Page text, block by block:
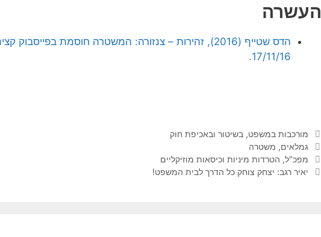
העשרה
הדס שטייף (2016), זהירות – צנזורה: המשטרה חוסמת בפייסבוק קצינים גימלאים,
17/11/16.
קטגוריות
מורכבות במשפט, בשיטור ובאכיפת חוק
תגיות
גמלאים, משטרה
מפכ"ל, הטרדות מיניות וכיסאות מוזיקליים
יאיר רגב: יצחק צוחק כל הדרך לבית המשפט!